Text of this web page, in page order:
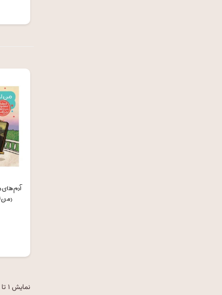
آدم های
(من
نمایش ۱ تا ۲۰ از ۲۷۴۴ مورد